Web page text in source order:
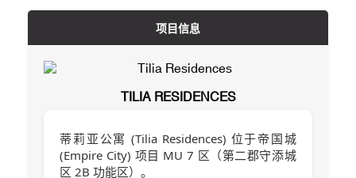
项目信息
TILIA RESIDENCES
蒂莉亚公寓 (Tilia Residences) 位于帝国城
(Empire City) 项目 MU 7 区（第二郡守添城
区 2B 功能区）。